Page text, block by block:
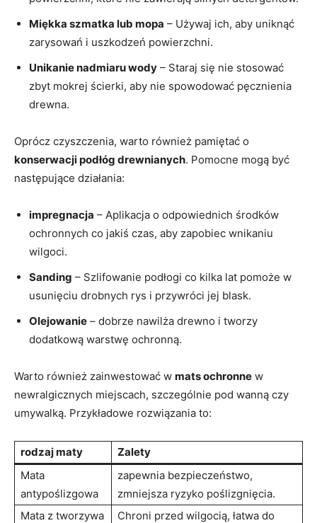
Miękka szmatka lub mopa –‍ Używaj ⁣ich, ​aby uniknąć
zarysowań i uszkodzeń powierzchni.
Unikanie nadmiaru⁢ wody – ‍Staraj się nie stosować
zbyt mokrej ścierki, ⁣aby nie spowodować pęcznienia
drewna.
Oprócz czyszczenia,‌ warto również pamiętać o
konserwacji podłóg drewnianych. Pomocne mogą być
następujące ‌działania:
impregnacja – Aplikacja o odpowiednich środków
ochronnych co jakiś ‌czas, aby zapobiec wnikaniu
wilgoci.
Sanding – Szlifowanie ‌podłogi co kilka lat pomoże w
‍usunięciu drobnych rys i przywróci jej blask.
Olejowanie – dobrze nawilża drewno‌ i tworzy
dodatkową warstwę ochronną.
Warto również zainwestować w⁣ mats ochronne w
newralgicznych miejscach, szczególnie pod ​wanną czy
umywalką. Przykładowe rozwiązania to:
rodzaj​ maty
Zalety
Mata
antypoślizgowa
zapewnia bezpieczeństwo,
zmniejsza ryzyko poślizgnięcia.
Mata z ⁣tworzywa
Chroni ‍przed​ wilgocią, łatwa⁣ do